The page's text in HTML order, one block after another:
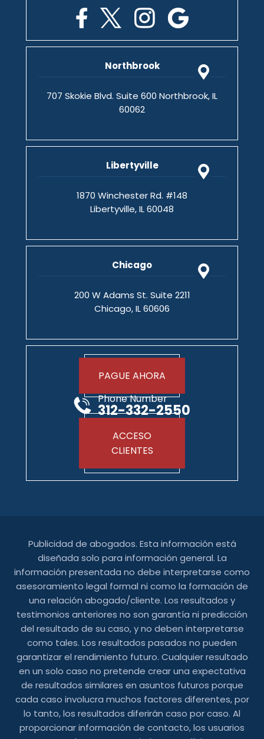
Northbrook
707 Skokie Blvd. Suite 600 Northbrook, IL
60062
Libertyville
1870 Winchester Rd. #148
Libertyville, IL 60048
Chicago
200 W Adams St. Suite 2211
Chicago, IL 60606
PAGUE AHORA
Phone Number
312-332-2550
ACCESO
CLIENTES
Publicidad de abogados. Esta información está
diseñada solo para información general. La
información presentada no debe interpretarse como
asesoramiento legal formal ni como la formación de
una relación abogado/cliente. Los resultados y
testimonios anteriores no son garantía ni predicción
del resultado de su caso, y no deben interpretarse
como tales. Los resultados pasados ​​no pueden
garantizar el rendimiento futuro. Cualquier resultado
en un solo caso no pretende crear una expectativa
de resultados similares en asuntos futuros porque
cada caso involucra muchos factores diferentes, por
lo tanto, los resultados diferirán caso por caso. Al
proporcionar información de contacto, los usuarios